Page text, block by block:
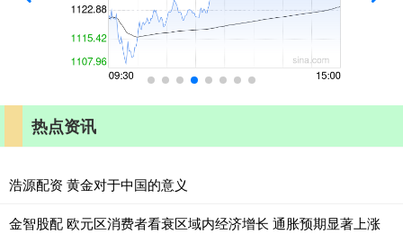
热点资讯
浩源配资 黄金对于中国的意义
金智股配 欧元区消费者看衰区域内经济增长 通胀预期显著上涨